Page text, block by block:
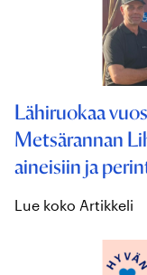
Lähiruokaa
Metsärannan
aineisiin ja
Lue koko Artikkeli